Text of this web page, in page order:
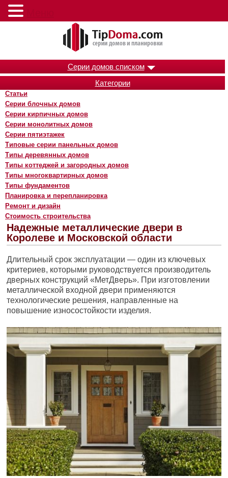
Серии домов списком
Категории
Статьи
Серии блочных домов
Серии кирпичных домов
Серии монолитных домов
Серии пятиэтажек
Типовые серии панельных домов
Типы деревянных домов
Типы коттеджей и загородных домов
Типы многоквартирных домов
Типы фундаментов
Планировка и перепланировка
Ремонт и дизайн
Стоимость строительства
Надежные металлические двери в
Королеве и Московской области
Длительный срок эксплуатации — один из ключевых
критериев, которыми руководствуется производитель
дверных конструкций «МетДверь». При изготовлении
металлической входной двери применяются
технологические решения, направленные на
повышение износостойкости изделия.